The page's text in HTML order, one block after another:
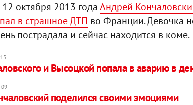
октября 2013 годаАндрей
в страшное ДТП во Франции. Девочка
пострадала и сейчас находится в коме.
и Высоцкой попала в аварию в
поделился своими эмоциями